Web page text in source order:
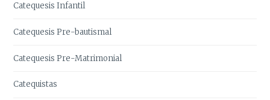
Catequesis Infantil
Catequesis Pre-bautismal
Catequesis Pre-Matrimonial
Catequistas